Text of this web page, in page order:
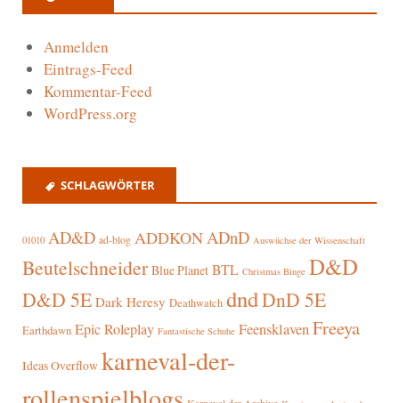
Anmelden
Eintrags-Feed
Kommentar-Feed
WordPress.org
SCHLAGWÖRTER
01010 AD&D ad-blog ADDKONADnD Auswüchse der Wissenschaft
Beutelschneider Blue Planet BTL Christmas Binge D&D
D&D 5E Dark Heresy Deathwatch dndDnD 5E
Earthdawn Epic Roleplay Fantastische Schuhe FeensklavenFreeya
Ideas Overflow karneval-der-